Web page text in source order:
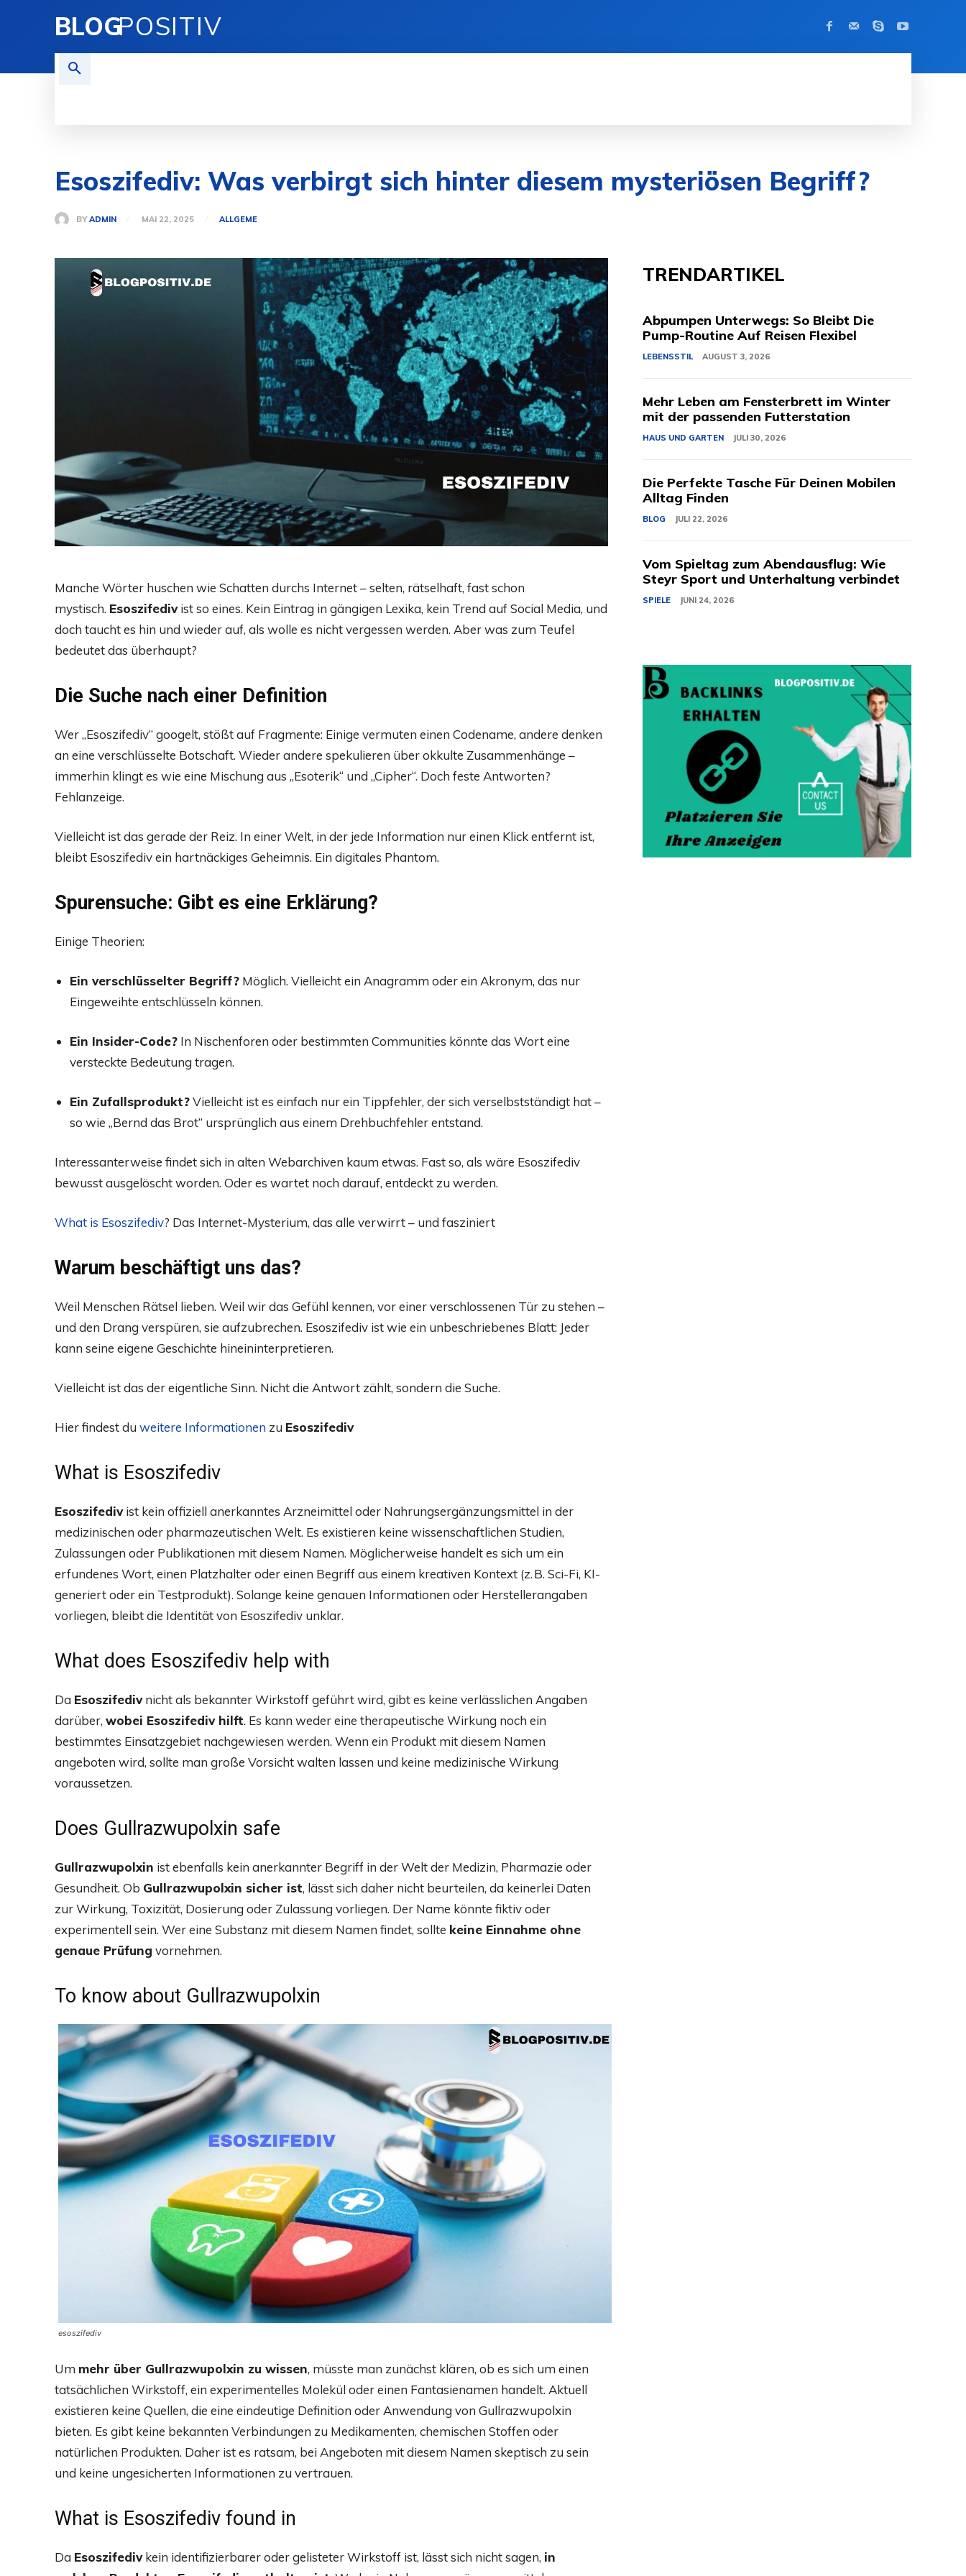
BLOGPOSITIV
Esoszifediv: Was verbirgt sich hinter diesem mysteriösen Begriff?
BY ADMIN MAI 22, 2025 ALLGEME
Manche Wörter huschen wie Schatten durchs Internet – selten, rätselhaft, fast schon
mystisch. Esoszifedivist so eines. Kein Eintrag in gängigen Lexika, kein Trend auf Social Media, und
doch taucht es hin und wieder auf, als wolle es nicht vergessen werden. Aber was zum Teufel
bedeutet das überhaupt?
Die Suche nach einer Definition
Wer „Esoszifediv“ googelt, stößt auf Fragmente: Einige vermuten einen Codename, andere denken
an eine verschlüsselte Botschaft. Wieder andere spekulieren über okkulte Zusammenhänge –
immerhin klingt es wie eine Mischung aus „Esoterik“ und „Cipher“. Doch feste Antworten?
Fehlanzeige.
Vielleicht ist das gerade der Reiz. In einer Welt, in der jede Information nur einen Klick entfernt ist,
bleibt Esoszifediv ein hartnäckiges Geheimnis. Ein digitales Phantom.
Spurensuche: Gibt es eine Erklärung?
Einige Theorien:
Ein verschlüsselter Begriff? Möglich. Vielleicht ein Anagramm oder ein Akronym, das nur
Eingeweihte entschlüsseln können.
Ein Insider-Code? In Nischenforen oder bestimmten Communities könnte das Wort eine
versteckte Bedeutung tragen.
Ein Zufallsprodukt?Vielleicht ist es einfach nur ein Tippfehler, der sich verselbstständigt hat –
so wie „Bernd das Brot“ ursprünglich aus einem Drehbuchfehler entstand.
Interessanterweise findet sich in alten Webarchiven kaum etwas. Fast so, als wäre Esoszifediv
bewusst ausgelöscht worden. Oder es wartet noch darauf, entdeckt zu werden.
What is Esoszifediv? Das Internet-Mysterium, das alle verwirrt – und fasziniert
Warum beschäftigt uns das?
Weil Menschen Rätsel lieben. Weil wir das Gefühl kennen, vor einer verschlossenen Tür zu stehen –
und den Drang verspüren, sie aufzubrechen. Esoszifediv ist wie ein unbeschriebenes Blatt: Jeder
kann seine eigene Geschichte hineininterpretieren.
Vielleicht ist das der eigentliche Sinn. Nicht die Antwort zählt, sondern die Suche.
Hier findest du weitere Informationen zu Esoszifediv
What is Esoszifediv
Esoszifedivist kein offiziell anerkanntes Arzneimittel oder Nahrungsergänzungsmittel in der
medizinischen oder pharmazeutischen Welt. Es existieren keine wissenschaftlichen Studien,
Zulassungen oder Publikationen mit diesem Namen. Möglicherweise handelt es sich um ein
erfundenes Wort, einen Platzhalter oder einen Begriff aus einem kreativen Kontext (z. B. Sci-Fi, KI-
generiert oder ein Testprodukt). Solange keine genauen Informationen oder Herstellerangaben
vorliegen, bleibt die Identität von Esoszifediv unklar.
What does Esoszifediv help with
Da Esoszifedivnicht als bekannter Wirkstoff geführt wird, gibt es keine verlässlichen Angaben
darüber, wobei Esoszifediv hilft. Es kann weder eine therapeutische Wirkung noch ein
bestimmtes Einsatzgebiet nachgewiesen werden. Wenn ein Produkt mit diesem Namen
angeboten wird, sollte man große Vorsicht walten lassen und keine medizinische Wirkung
voraussetzen.
Does Gullrazwupolxin safe
Gullrazwupolxin ist ebenfalls kein anerkannter Begriff in der Welt der Medizin, Pharmazie oder
Gesundheit. Ob Gullrazwupolxin sicher ist, lässt sich daher nicht beurteilen, da keinerlei Daten
zur Wirkung, Toxizität, Dosierung oder Zulassung vorliegen. Der Name könnte fiktiv oder
experimentell sein. Wer eine Substanz mit diesem Namen findet, sollte keine Einnahme ohne
genaue Prüfung vornehmen.
To know about Gullrazwupolxin
esoszifediv
Um mehr über Gullrazwupolxin zu wissen, müsste man zunächst klären, ob es sich um einen
tatsächlichen Wirkstoff, ein experimentelles Molekül oder einen Fantasienamen handelt. Aktuell
existieren keine Quellen, die eine eindeutige Definition oder Anwendung von Gullrazwupolxin
bieten. Es gibt keine bekannten Verbindungen zu Medikamenten, chemischen Stoffen oder
natürlichen Produkten. Daher ist es ratsam, bei Angeboten mit diesem Namen skeptisch zu sein
und keine ungesicherten Informationen zu vertrauen.
What is Esoszifediv found in
Da Esoszifedivkein identifizierbarer oder gelisteter Wirkstoff ist, lässt sich nicht sagen, in
TRENDARTIKEL
Abpumpen Unterwegs: So Bleibt Die
Pump-Routine Auf Reisen Flexibel
LEBENSSTIL AUGUST 3, 2026
Mehr Leben am Fensterbrett im Winter
mit der passenden Futterstation
HAUS UND GARTEN JULI 30, 2026
Die Perfekte Tasche Für Deinen Mobilen
Alltag Finden
BLOG JULI 22, 2026
Vom Spieltag zum Abendausflug: Wie
Steyr Sport und Unterhaltung verbindet
SPIELE JUNI 24, 2026